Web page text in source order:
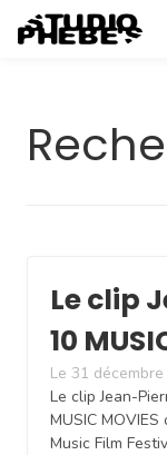
Le clip
10
Le 31
Le clip Jean-
MUSIC
Music Film